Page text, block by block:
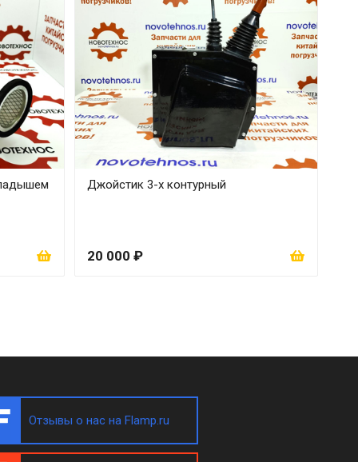
Джойстик 3-х контурный
20 000 ₽
Отзывы о нас на Flamp.ru